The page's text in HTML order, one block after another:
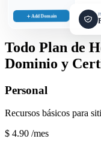
Add Domain
Todo Plan de
Dominio y
Personal
Recursos básicos para
$ 4.90 /mes